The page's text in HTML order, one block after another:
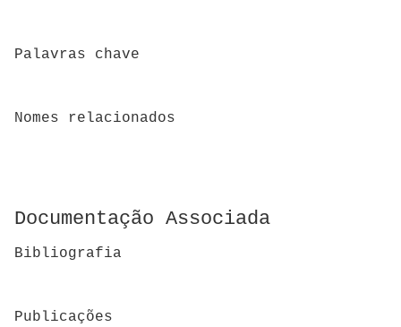
Palavras chave
Nomes relacionados
Documentação Associada
Bibliografia
Publicações